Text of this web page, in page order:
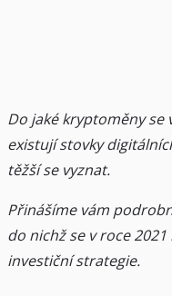
Do jaké kryptoměny se
existují stovky
těžší se vyznat.
Přinášíme vám
do nichž se v roce
investiční strategie.